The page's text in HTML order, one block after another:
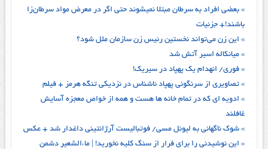
» بعضی افراد به سرطان مبتلا نمیشوند حتی اگر در معرض مواد سرطان‌زا
باشند!+ جزئیات
» این زن می‌تواند نخستین رئیس زن سازمان ملل شود؟
» میانکاله اسیر آتش شد
» فوری/ انهدام یک پهپاد در سیریک!
» تصاویری از سرنگونی پهپاد ناشناس در نزدیکی تنگه هرمز + فیلم
» ادویه ای که در تمام خانه ها هست و همه از خواص معجزه آسایش
غافلند
» شوک ناگهانی به لیونل مسی/ فوتبالیست آرژانتینی داغدار شد + عکس
» این نوشیدنی را برای فرار از سنگ کلیه نخورید! | ماءالشعیر دشمن